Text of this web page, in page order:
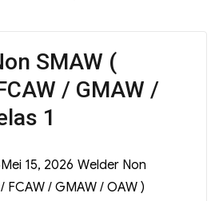
SMAW (
/ GMAW /
1
15, 2026 Welder Non
FCAW / GMAW / OAW )